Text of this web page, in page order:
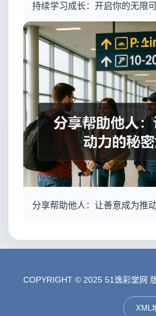
持续学习成长：开启你的无限
分享帮助他人：让善意成为推
COPYRIGHT © 2025 51逸彩堂网
XML